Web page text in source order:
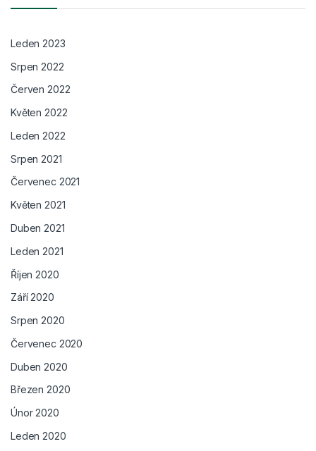
Leden 2023
Srpen 2022
Červen 2022
Květen 2022
Leden 2022
Srpen 2021
Červenec 2021
Květen 2021
Duben 2021
Leden 2021
Říjen 2020
Září 2020
Srpen 2020
Červenec 2020
Duben 2020
Březen 2020
Únor 2020
Leden 2020